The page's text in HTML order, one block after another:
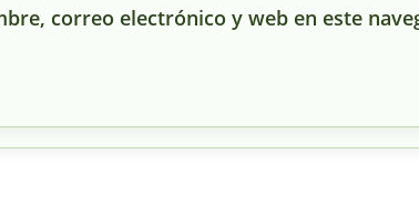
correo electrónico y web en este